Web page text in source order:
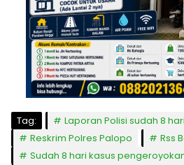
Tag: Laporan Polisi sudah 8 hari
Reskrim Polres Palopo
Rss
Sudah 8 hari kasus